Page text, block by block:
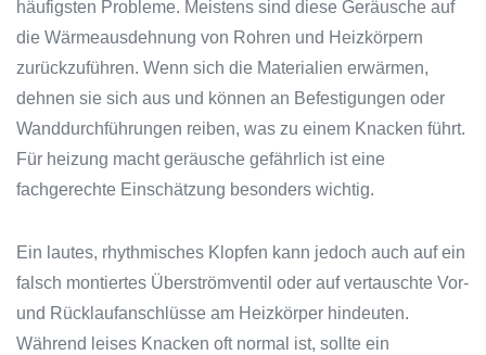
häufigsten Probleme. Meistens sind diese Geräusche auf
die Wärmeausdehnung von Rohren und Heizkörpern
zurückzuführen. Wenn sich die Materialien erwärmen,
dehnen sie sich aus und können an Befestigungen oder
Wanddurchführungen reiben, was zu einem Knacken führt.
Für heizung macht geräusche gefährlich ist eine
fachgerechte Einschätzung besonders wichtig.
Ein lautes, rhythmisches Klopfen kann jedoch auch auf ein
falsch montiertes Überströmventil oder auf vertauschte Vor-
und Rücklaufanschlüsse am Heizkörper hindeuten.
Während leises Knacken oft normal ist, sollte ein